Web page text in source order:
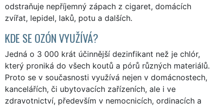
odstraňuje nepříjemný zápach z cigaret, domácích
zvířat, lepidel, laků, potu a dalších.
KDE SE OZÓN VYUŽÍVÁ?
Jedná o 3 000 krát účinnější dezinfikant než je chlór,
který proniká do všech koutů a pórů různých materiálů.
Proto se v současnosti využívá nejen v domácnostech,
kancelářích, či ubytovacích zařízeních, ale i ve
zdravotnictví, především v nemocnicích, ordinacích a